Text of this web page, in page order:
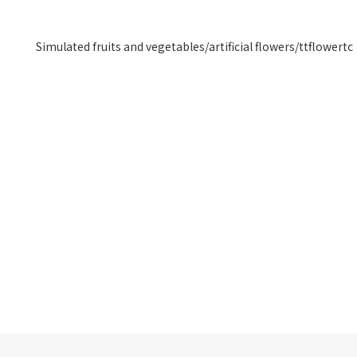
Simulated fruits and vegetables/artificial flowers/ttflowertc